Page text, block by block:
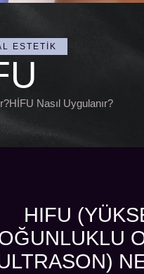
ESTETIK
Nasıl Uygulanır?
HIFU